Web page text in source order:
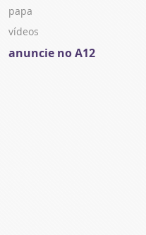
papa
vídeos
anuncie no A12